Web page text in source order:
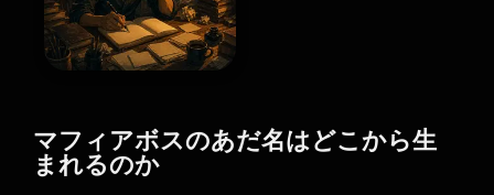
マフィアボスのあだ名はどこから生
まれるのか